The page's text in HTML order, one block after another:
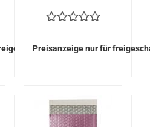
Kunden
Stück = 109,50 Euro)
Preisanzeige nur für